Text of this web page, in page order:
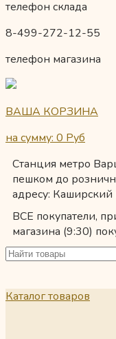
телефон склада
8-499-272-12-55
телефон магазина
ВАША КОРЗИНА
на сумму: 0 Руб
Станция метро
пешком до
адресу: Каширский
ВСЕ покупатели,
магазина (9:30)
Каталог товаров